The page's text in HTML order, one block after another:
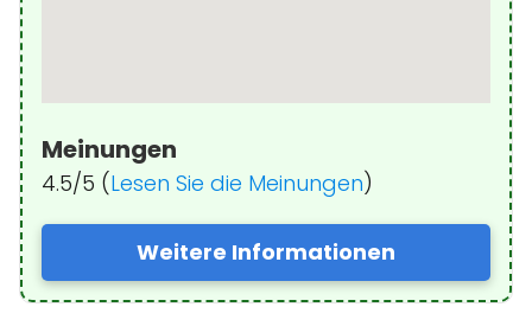
Meinungen
4.5/5 (Lesen Sie die Meinungen)
Weitere Informationen